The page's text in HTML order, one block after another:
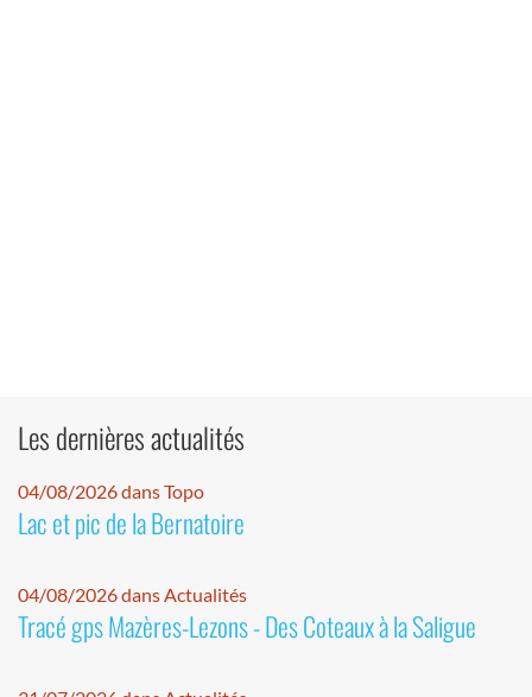
Les dernières actualités
04/08/2026 dans Topo
Lac et pic de la Bernatoire
04/08/2026 dans Actualités
Tracé gps Mazères-Lezons - Des Coteaux à la Saligue